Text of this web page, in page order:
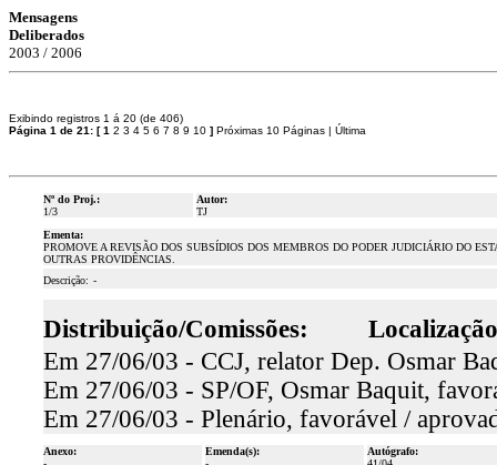
Mensagens
Deliberados
2003 / 2006
Exibindo registros 1 á 20 (de 406)
Página 1 de 21: [1 2 3 4 5 6 7 8 9 10 ] Próximas 10 Páginas | Última
Nº do Proj.:
1/3
Autor:
TJ
Ementa:
PROMOVE A REVISÃO DOS SUBSÍDIOS DOS MEMBROS DO PODER JUDICIÁRIO DO
OUTRAS PROVIDÊNCIAS.
Descrição: -
Distribuição/Comissões:
Em 27/06/03 - CCJ, relator Dep. Osmar
Em 27/06/03 - SP/OF, Osmar Baquit,
Em 27/06/03 - Plenário, favorável /
Anexo:
Emenda(s):
Autógrafo: